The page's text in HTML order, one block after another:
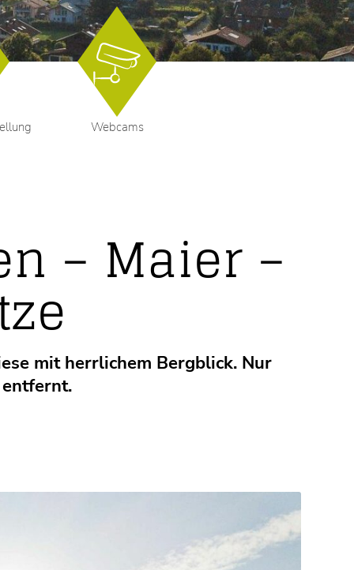
Webcams
– Maier –
mit herrlichem Bergblick. Nur